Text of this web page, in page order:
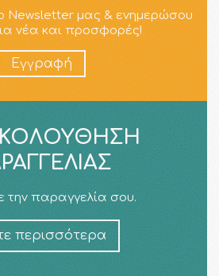
Newsletter μας & ενημερώσου
νέα και προσφορές!
Εγγραφή
την παραγγελία σου.
περισσότερα